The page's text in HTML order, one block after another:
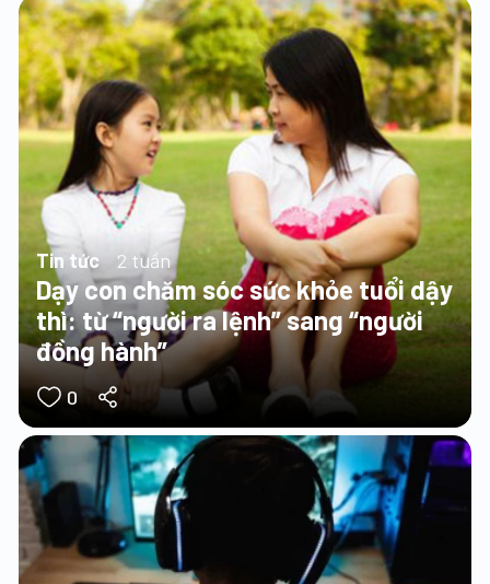
Tin tức 2 tuần
Dạy con chăm sóc sức khỏe tuổi dậy
thì: từ “người ra lệnh” sang “người
đồng hành”
0